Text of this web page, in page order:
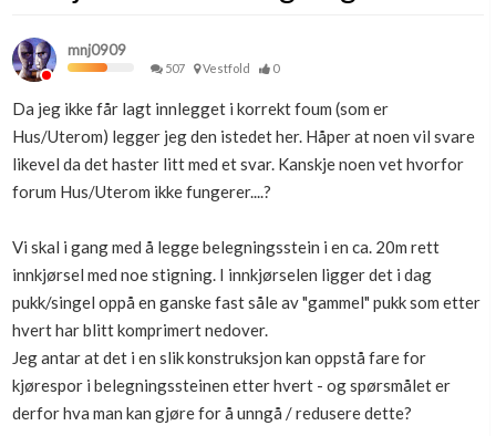
Kundeservice
Se din bolig? Klikk her
Boligmappa+
Få mer ut av Boligmappa
mnj0909
507 Vestfold 0
Da jeg ikke får lagt innlegget i korrekt foum (som er
Hus/Uterom) legger jeg den istedet her. Håper at noen vil svare
likevel da det haster litt med et svar. Kanskje noen vet hvorfor
forum Hus/Uterom ikke fungerer....?
Vi skal i gang med å legge belegningsstein i en ca. 20m rett
innkjørsel med noe stigning. I innkjørselen ligger det i dag
pukk/singel oppå en ganske fast såle av "gammel" pukk som etter
hvert har blitt komprimert nedover.
Jeg antar at det i en slik konstruksjon kan oppstå fare for
kjørespor i belegningssteinen etter hvert - og spørsmålet er
derfor hva man kan gjøre for å unngå / redusere dette?